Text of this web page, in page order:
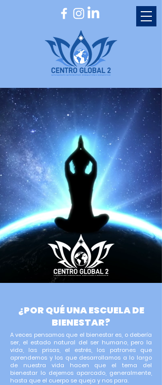
¿POR QUÉ UNA ESCUELA DE
BIENESTAR?
A veces pensamos que el bienestar es, o debería
ser, el estado natural del ser humano, pero la
vida, las prisas, el estrés, los patrones que
aprendemos y los que desarrollamos a lo largo
de nuestra vida hacen que el tema del
bienestar lo dejemos aparcado, generalmente,
hasta que el cuerpo se queja y nos para.